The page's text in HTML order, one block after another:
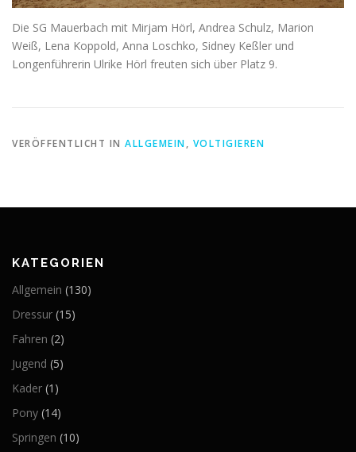
Die SG Mauerbach mit Mirjam Hörl, Andrea Schulz, Marion
Weiß, Lena Koppold, Anna Loschko, Sidney Keßler und
Longenführerin Ulrike Hörl freuten sich über Platz 9.
VERÖFFENTLICHT IN ALLGEMEIN, VOLTIGIEREN
KATEGORIEN
Allgemein (130)
Dressur (15)
Fahren (2)
Jugend (5)
Kader (1)
Pony (14)
Springen (10)